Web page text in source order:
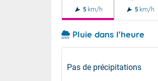
5 km/h 5 km/h
Pluie dans l'heure
Pas de précipitations